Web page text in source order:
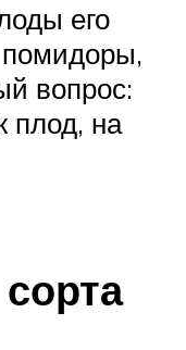
его
вопрос:
плод, на